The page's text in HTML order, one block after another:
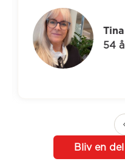
Tina
54
Bliv en